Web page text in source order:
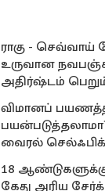
ராகு - செவ்வாய்
உருவான
அதிர்ஷ்டம்
விமானப்
வைரல்
விளக்கம்
18
கேது அரிய